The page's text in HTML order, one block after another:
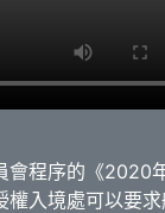
程序的《2020
入境處可以要